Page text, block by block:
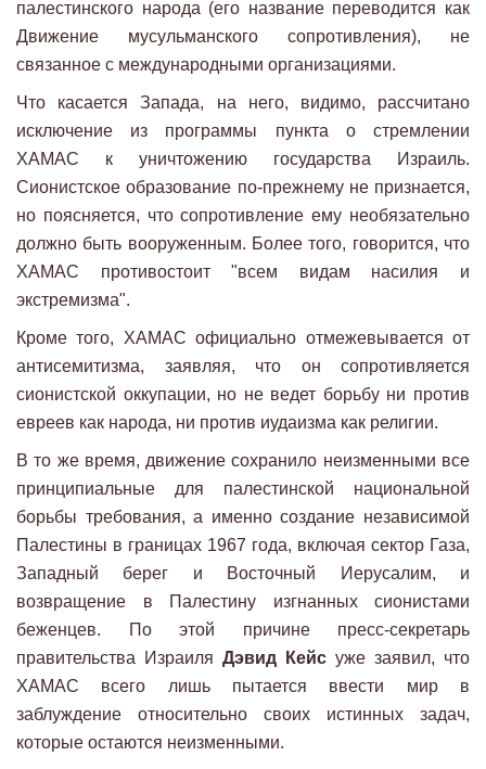
палестинского народа (его название переводится как
Движение мусульманского сопротивления), не
связанное с международными организациями.
Что касается Запада, на него, видимо, рассчитано
исключение из программы пункта о стремлении
ХАМАС к уничтожению государства Израиль.
Сионистское образование по-прежнему не признается,
но поясняется, что сопротивление ему необязательно
должно быть вооруженным. Более того, говорится, что
ХАМАС противостоит "всем видам насилия и
экстремизма".
Кроме того, ХАМАС официально отмежевывается от
антисемитизма, заявляя, что он сопротивляется
сионистской оккупации, но не ведет борьбу ни против
евреев как народа, ни против иудаизма как религии.
В то же время, движение сохранило неизменными все
принципиальные для палестинской национальной
борьбы требования, а именно создание независимой
Палестины в границах 1967 года, включая сектор Газа,
Западный берег и Восточный Иерусалим, и
возвращение в Палестину изгнанных сионистами
беженцев. По этой причине пресс-секретарь
правительства Израиля Дэвид Кейс уже заявил, что
ХАМАС всего лишь пытается ввести мир в
заблуждение относительно своих истинных задач,
которые остаются неизменными.